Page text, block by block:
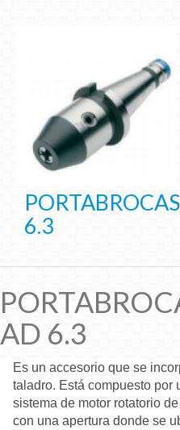
6.3
AD 6.3
Es un accesorio que se
taladro. Está compuesto por
sistema de motor rotatorio
con una apertura donde se